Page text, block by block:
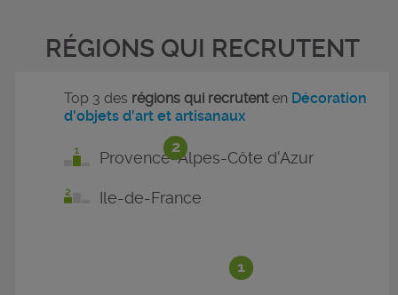
RÉGIONS QUI RECRUTENT
2
1
Top 3 des régions qui recrutenten Décoration
d'objets d'art et artisanaux
Provence-Alpes-Côte d'Azur
Ile-de-France